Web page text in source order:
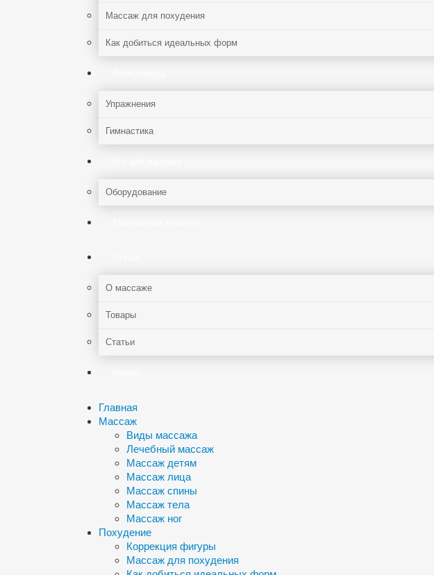
Массаж для похудения
Как добиться идеальных форм
Упражнения
Гимнастика
Оборудование
О массаже
Товары
Статьи
Главная
Массаж
Виды массажа
Лечебный массаж
Массаж детям
Массаж лица
Массаж спины
Массаж тела
Массаж ног
Похудение
Коррекция фигуры
Массаж для похудения